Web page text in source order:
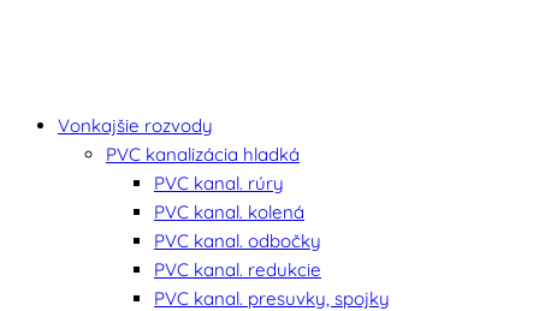
Vonkajšie rozvody
PVC kanalizácia hladká
PVC kanal. rúry
PVC kanal. kolená
PVC kanal. odbočky
PVC kanal. redukcie
PVC kanal. presuvky, spojky